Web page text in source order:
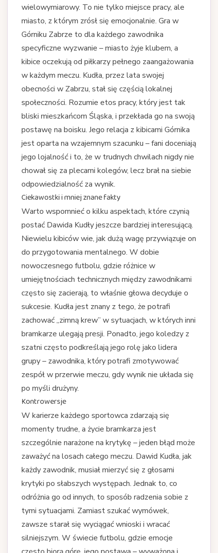
wielowymiarowy. To nie tylko miejsce pracy, ale
miasto, z którym zrósł się emocjonalnie. Gra w
Górniku Zabrze to dla każdego zawodnika
specyficzne wyzwanie – miasto żyje klubem, a
kibice oczekują od piłkarzy pełnego zaangażowania
w każdym meczu. Kudła, przez lata swojej
obecności w Zabrzu, stał się częścią lokalnej
społeczności. Rozumie etos pracy, który jest tak
bliski mieszkańcom Śląska, i przekłada go na swoją
postawę na boisku. Jego relacja z kibicami Górnika
jest oparta na wzajemnym szacunku – fani doceniają
jego lojalność i to, że w trudnych chwilach nigdy nie
chował się za plecami kolegów, lecz brał na siebie
odpowiedzialność za wynik.
Ciekawostki i mniej znane fakty
Warto wspomnieć o kilku aspektach, które czynią
postać Dawida Kudły jeszcze bardziej interesującą.
Niewielu kibiców wie, jak dużą wagę przywiązuje on
do przygotowania mentalnego. W dobie
nowoczesnego futbolu, gdzie różnice w
umiejętnościach technicznych między zawodnikami
często się zacierają, to właśnie głowa decyduje o
sukcesie. Kudła jest znany z tego, że potrafi
zachować „zimną krew” w sytuacjach, w których inni
bramkarze ulegają presji. Ponadto, jego koledzy z
szatni często podkreślają jego rolę jako lidera
grupy – zawodnika, który potrafi zmotywować
zespół w przerwie meczu, gdy wynik nie układa się
po myśli drużyny.
Kontrowersje
W karierze każdego sportowca zdarzają się
momenty trudne, a życie bramkarza jest
szczególnie narażone na krytykę – jeden błąd może
zaważyć na losach całego meczu. Dawid Kudła, jak
każdy zawodnik, musiał mierzyć się z głosami
krytyki po słabszych występach. Jednak to, co
odróżnia go od innych, to sposób radzenia sobie z
tymi sytuacjami. Zamiast szukać wymówek,
zawsze starał się wyciągać wnioski i wracać
silniejszym. W świecie futbolu, gdzie emocje